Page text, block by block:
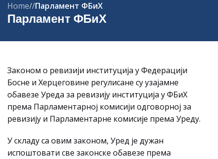
Парламент ФБиХ
Home/ Парламент ФБиХ
Законом о ревизији институција у Федерацији
Босне и Херцеговине регулисане су узајамне
обавезе Уреда за ревизију институција у ФБиХ
према Парламентарној комисији одговорној за
ревизију и Парламентарне комисије према Уреду.
У складу са овим законом, Уред је дужан
испоштовати све законске обавезе према